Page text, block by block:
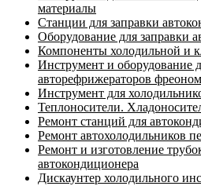
материалы
Станции для заправки
Оборудование для заправки
Компоненты холодильной и
Инструмент и оборудование
авторефрижераторов
Инструмент для
Теплоносители.
Ремонт станций для
Ремонт автохолодильников
Ремонт и изготовление
автокондиционера
Дискаунтер холодильного